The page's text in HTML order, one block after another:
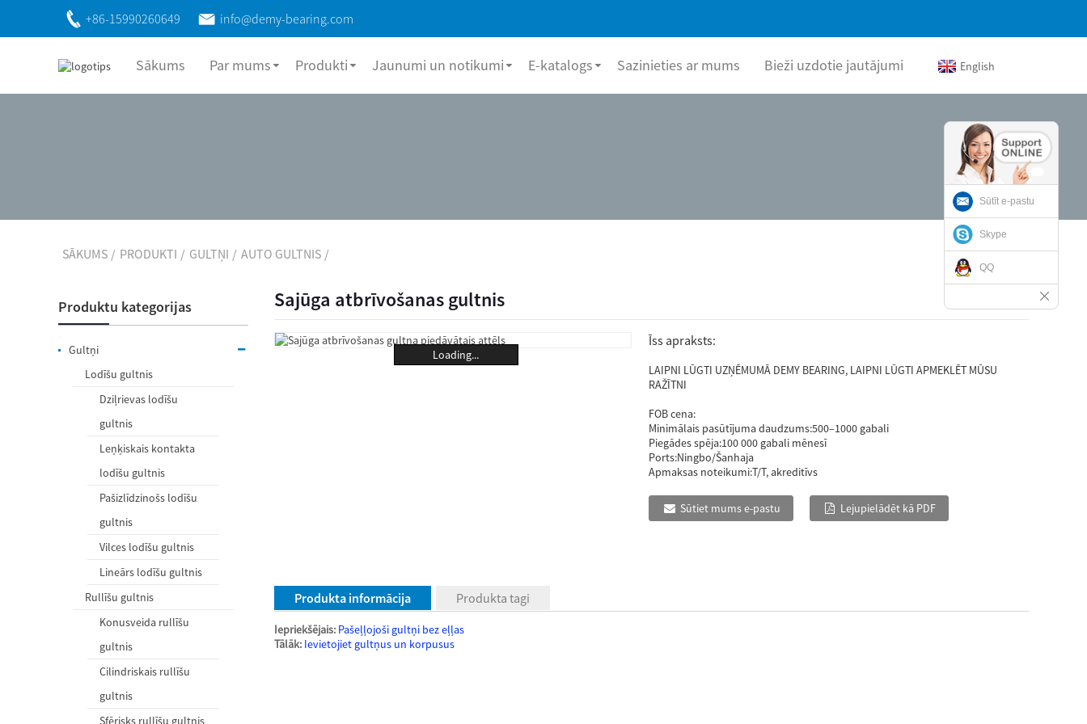
+86-15990260649 info@demy-bearing.com
Sākums Par mums Produkti Jaunumi un notikumi E-katalogs Sazinieties ar mums Bieži uzdotie jautājumi English
SĀKUMS PRODUKTI GULTŅI AUTO GULTNIS
Produktu kategorijas
Gultņi
Lodīšu gultnis
Dziļrievas lodīšu
gultnis
Leņķiskais kontakta
lodīšu gultnis
Pašizlīdzinošs lodīšu
gultnis
Vilces lodīšu gultnis
Lineārs lodīšu gultnis
Rullīšu gultnis
Konusveida rullīšu
gultnis
Cilindriskais rullīšu
gultnis
Sfērisks rullīšu gultnis
Sajūga atbrīvošanas gultnis
Loading...
Īss apraksts:
LAIPNI LŪGTI UZŅĒMUMĀ DEMY BEARING, LAIPNI LŪGTI APMEKLĒT MŪSU
RAŽĪTNI
FOB cena:
Minimālais pasūtījuma daudzums:500–1000 gabali
Piegādes spēja:100 000 gabali mēnesī
Ports:Ningbo/Šanhaja
Apmaksas noteikumi:T/T, akreditīvs
Sūtiet mums e-pastu Lejupielādēt kā PDF
Produkta informācija Produkta tagi
Iepriekšējais: Pašeļļojoši gultņi bez eļļas
Tālāk: Ievietojiet gultņus un korpusus
Sūtīt e-pastu
Skype
QQ